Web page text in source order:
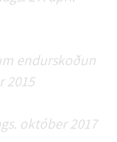
endurskoðun
2015
október 2017